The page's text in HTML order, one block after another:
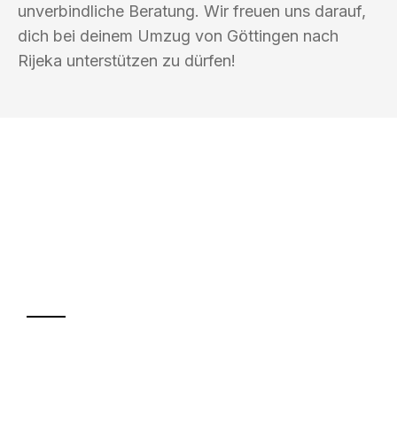
unverbindliche Beratung. Wir freuen uns darauf,
dich bei deinem Umzug von Göttingen nach
Rijeka unterstützen zu dürfen!